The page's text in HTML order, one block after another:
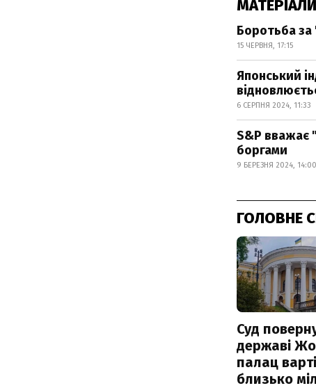
Боротьба за
15 ЧЕРВНЯ, 17:15
Японський
6 СЕРПНЯ 2024, 11:33
S&P вважає
боргами
9 БЕРЕЗНЯ 2024, 14:00
ГОЛОВНЕ
Суд
державі
палац
близько